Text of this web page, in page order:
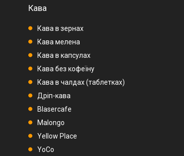
Кава
Кава в зернах
Кава мелена
Кава в капсулах
Кава без кофеїну
Кава в чалдах (таблетках)
Дріп-кава
Blasercafe
Malongo
Yellow Place
YoCo